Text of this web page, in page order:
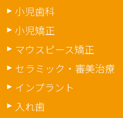
小児歯科
小児矯正
マウスピース矯正
セラミック・審美治療
インプラント
入れ歯